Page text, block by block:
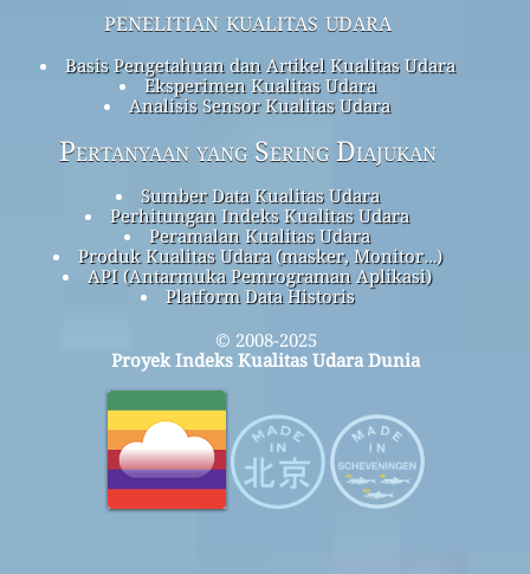
penelitian kualitas udara
Basis Pengetahuan dan Artikel Kualitas Udara
Eksperimen Kualitas Udara
Analisis Sensor Kualitas Udara
Pertanyaan yang Sering Diajukan
Sumber Data Kualitas Udara
Perhitungan Indeks Kualitas Udara
Peramalan Kualitas Udara
Produk Kualitas Udara (masker, Monitor…)
API (Antarmuka Pemrograman Aplikasi)
Platform Data Historis
© 2008-2025
Proyek Indeks Kualitas Udara Dunia